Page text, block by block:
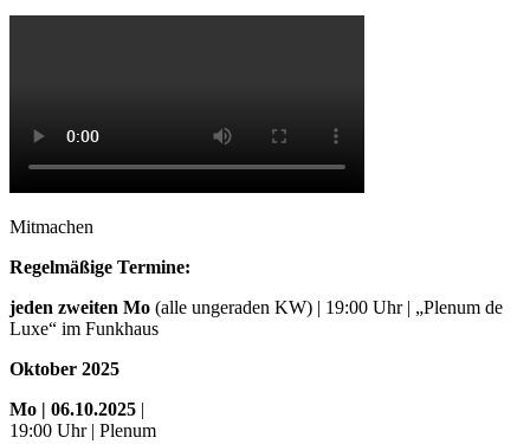
Mitmachen
Regelmäßige Termine:
jeden zweiten Mo (alle ungeraden KW) | 19:00 Uhr | „Plenum de
Luxe“ im Funkhaus
Oktober 2025
Mo | 06.10.2025 |
19:00 Uhr | Plenum